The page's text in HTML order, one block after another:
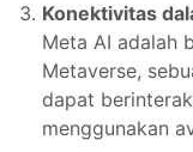
Konektivitas
Meta AI adalah
Metaverse,
dapat
menggunakan